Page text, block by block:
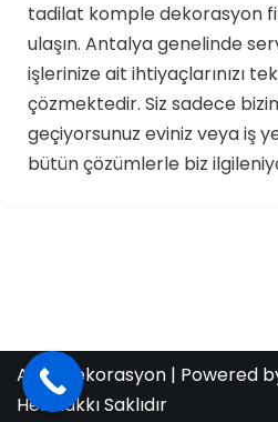
tadilat komple dekorasyon
ulaşın. Antalya genelinde
işlerinize ait ihtiyaçlarınızı
çözmektedir. Siz sadece
geçiyorsunuz eviniz veya iş
bütün çözümlerle biz
Aras Dekorasyon | Powered
Her Hakkı Saklıdır